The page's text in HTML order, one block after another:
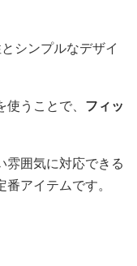
シンプルなデザイ
うことで、 フィッ
雰囲気に対応できる
アイテムです。